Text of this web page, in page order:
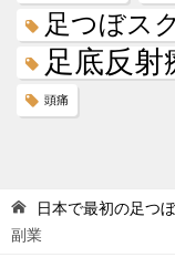
足つぼス
足底反射
頭痛
日本で最初の足つ
副業